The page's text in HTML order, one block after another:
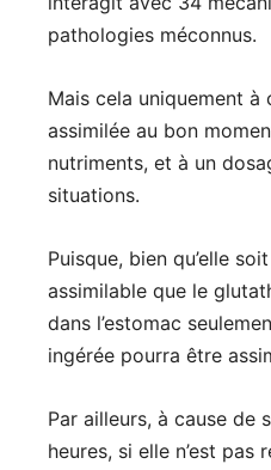
pathologies méconnus.
Mais cela uniquement à
assimilée au bon
nutriments, et à un
situations.
Puisque, bien qu’elle
assimilable que le
dans l’estomac
ingérée pourra être
Par ailleurs, à cause de
heures, si elle n’est pas